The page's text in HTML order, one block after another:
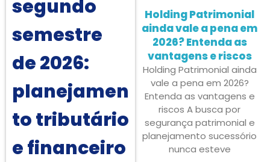
segundo
semestre
de 2026:
planejamen
to tributário
e financeiro
Holding Patrimonial
ainda vale a pena em
2026? Entenda as
vantagens e riscos
Holding Patrimonial ainda
vale a pena em 2026?
Entenda as vantagens e
riscos A busca por
segurança patrimonial e
planejamento sucessório
nunca esteve